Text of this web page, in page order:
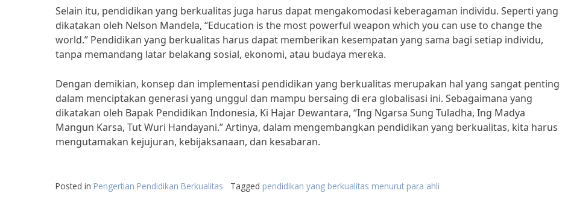
Selain itu, pendidikan yang berkualitas juga harus dapat mengakomodasi keberagaman individu. Seperti yang
dikatakan oleh Nelson Mandela, “Education is the most powerful weapon which you can use to change the
world.” Pendidikan yang berkualitas harus dapat memberikan kesempatan yang sama bagi setiap individu,
tanpa memandang latar belakang sosial, ekonomi, atau budaya mereka.
Dengan demikian, konsep dan implementasi pendidikan yang berkualitas merupakan hal yang sangat penting
dalam menciptakan generasi yang unggul dan mampu bersaing di era globalisasi ini. Sebagaimana yang
dikatakan oleh Bapak Pendidikan Indonesia, Ki Hajar Dewantara, “Ing Ngarsa Sung Tuladha, Ing Madya
Mangun Karsa, Tut Wuri Handayani.” Artinya, dalam mengembangkan pendidikan yang berkualitas, kita harus
mengutamakan kejujuran, kebijaksanaan, dan kesabaran.
Posted in Pengertian Pendidikan Berkualitas Tagged pendidikan yang berkualitas menurut para ahli